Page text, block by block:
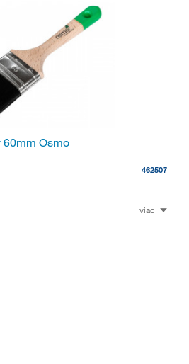
60mm Osmo
462507
viac